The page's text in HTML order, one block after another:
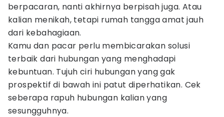
berpacaran, nanti akhirnya berpisah juga. Atau
kalian menikah, tetapi rumah tangga amat jauh
dari kebahagiaan.
Kamu dan pacar perlu membicarakan solusi
terbaik dari hubungan yang menghadapi
kebuntuan. Tujuh ciri hubungan yang gak
prospektif di bawah ini patut diperhatikan. Cek
seberapa rapuh hubungan kalian yang
sesungguhnya.